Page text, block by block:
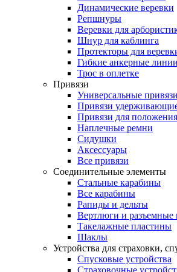
Динамические веревки
Репшнуры
Веревки для
Шнур для каблинга
Протекторы для
Гибкие анкерные линии
Трос в оплетке
Привязи
Универсальные привязи
Привязи
Привязи для
Наплечные ремни
Сидушки
Аксессуары
Все привязи
Соединительные элементы
Стальные карабины
Все карабины
Рапиды и дельты
Вертлюги и разъемные
Такелажные пластины
Шаклы
Устройства для страховки,
Спусковые устройства
Страховочные